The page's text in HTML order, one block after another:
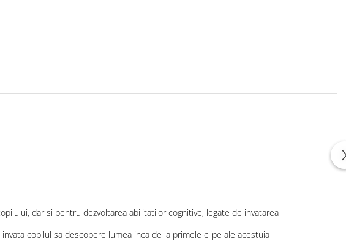
dar si pentru dezvoltarea abilitatilor cognitive, legate de invatarea
copilul sa descopere lumea inca de la primele clipe ale acestuia